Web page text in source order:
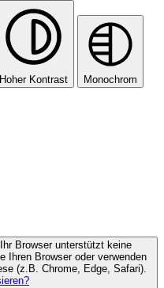
Hoher Kontrast Monochrom
Ihr Browser unterstützt keine
Ihren Browser oder verwenden
(z.B. Chrome, Edge, Safari).